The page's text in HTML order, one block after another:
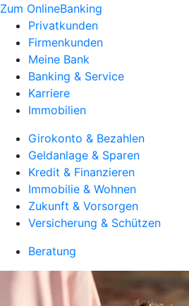
Zum OnlineBanking
Privatkunden
Firmenkunden
Meine Bank
Banking & Service
Karriere
Immobilien
Girokonto & Bezahlen
Geldanlage & Sparen
Kredit & Finanzieren
Immobilie & Wohnen
Zukunft & Vorsorgen
Versicherung & Schützen
Beratung